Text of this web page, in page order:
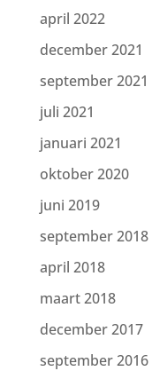
april 2022
december 2021
september 2021
juli 2021
januari 2021
oktober 2020
juni 2019
september 2018
april 2018
maart 2018
december 2017
september 2016